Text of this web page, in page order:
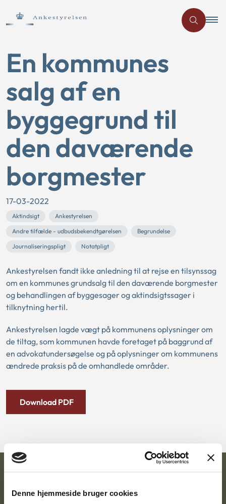
Denne hjemmeside bruger cookies
En kommunes
salg af en
byggegrund til
den daværende
borgmester
17-03-2022
Aktindsigt
Ankestyrelsen
Andre tilfælde - udbudsbekendtgørelsen
Begrundelse
Journaliseringspligt
Notatpligt
Ankestyrelsen fandt ikke anledning til at rejse en tilsynssag
om en kommunes grundsalg til den daværende borgmester
og behandlingen af byggesager og aktindsigtssager i
tilknytning hertil.
Ankestyrelsen lagde vægt på kommunens oplysninger om
de tiltag, som kommunen havde foretaget på baggrund af
en advokatundersøgelse og på oplysninger om kommunens
ændrede praksis på de omhandlede områder.
Download PDF
Ankestyrelsen
Postadresse: